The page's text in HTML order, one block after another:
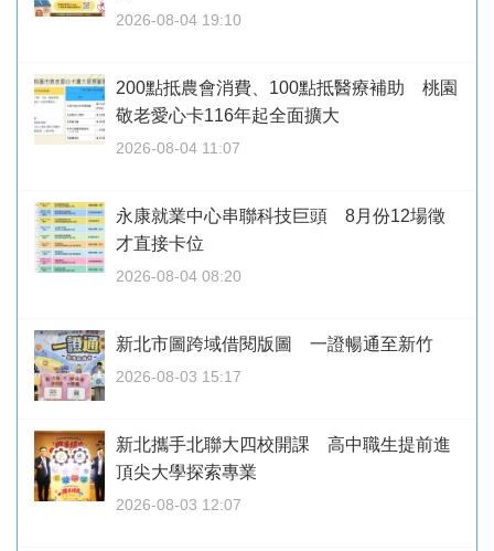
2026-08-04 19:10
200點抵農會消費、100點抵醫療補助 桃園
敬老愛心卡116年起全面擴大
2026-08-04 11:07
永康就業中心串聯科技巨頭 8月份12場徵
才直接卡位
2026-08-04 08:20
新北市圖跨域借閱版圖 一證暢通至新竹
2026-08-03 15:17
新北攜手北聯大四校開課 高中職生提前進
頂尖大學探索專業
2026-08-03 12:07